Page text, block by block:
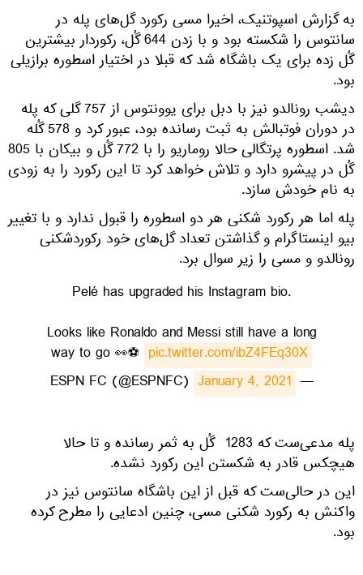
به گزارش اسپوتنیک، اخیرا مسی رکورد گل‌های پله در
سانتوس را شکسته بود و با زدن 644 گُل، رکوردار بیشترین
گُل زده برای یک باشگاه شد که قبلا در اختیار اسطوره برازیلی
بود.
دیشب رونالدو نیز با دبل برای یوونتوس از 757 گلی که پله
در دوران فوتبالش به ثبت رسانده بود، عبور کرد و 578 گُله
شد. اسطوره پرتگالی حالا روماریو را با 772 گُل و بیکان با 805
گُل در پیشرو دارد و تلاش خواهد کرد تا این رکورد را به زودی
به نام خودش سازد.
پله اما هر رکورد شکنی هر دو اسطوره را قبول ندارد و با تغییر
بیو اینستاگرام و گذاشتن تعداد گل‌های خود رکوردشکنی
رونالدو و مسی را زیر سوال برد.
Pelé has upgraded his Instagram bio.
Looks like Ronaldo and Messi still have a long
way to go 👀⚽️ pic.twitter.com/ibZ4FEq30X
— ESPN FC (@ESPNFC)
January 4, 2021
پله مدعی‌ست که 1283 گُل به ثمر رسانده و تا حالا
هیچکس قادر به شکستن این رکورد نشده.
این در حالی‌ست که قبل از این باشگاه سانتوس نیز در
واکنش به رکورد شکنی مسی، چنین ادعایی را مطرح کرده
بود.